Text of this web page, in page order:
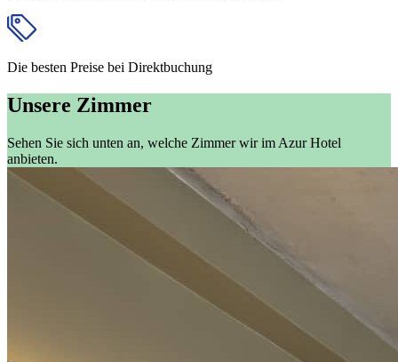
Die besten Preise bei Direktbuchung
Unsere Zimmer
Sehen Sie sich unten an, welche Zimmer wir im Azur Hotel
anbieten.